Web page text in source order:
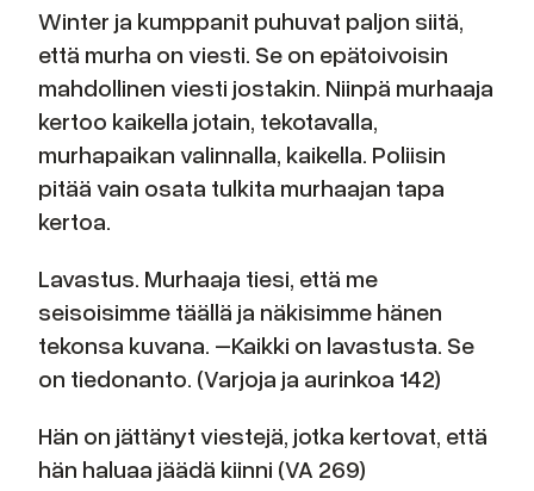
Winter ja kumppanit puhuvat paljon siitä,
että murha on viesti. Se on epätoivoisin
mahdollinen viesti jostakin. Niinpä murhaaja
kertoo kaikella jotain, tekotavalla,
murhapaikan valinnalla, kaikella. Poliisin
pitää vain osata tulkita murhaajan tapa
kertoa.
Lavastus. Murhaaja tiesi, että me
seisoisimme täällä ja näkisimme hänen
tekonsa kuvana. –Kaikki on lavastusta. Se
on tiedonanto. (Varjoja ja aurinkoa 142)
Hän on jättänyt viestejä, jotka kertovat, että
hän haluaa jäädä kiinni (VA 269)